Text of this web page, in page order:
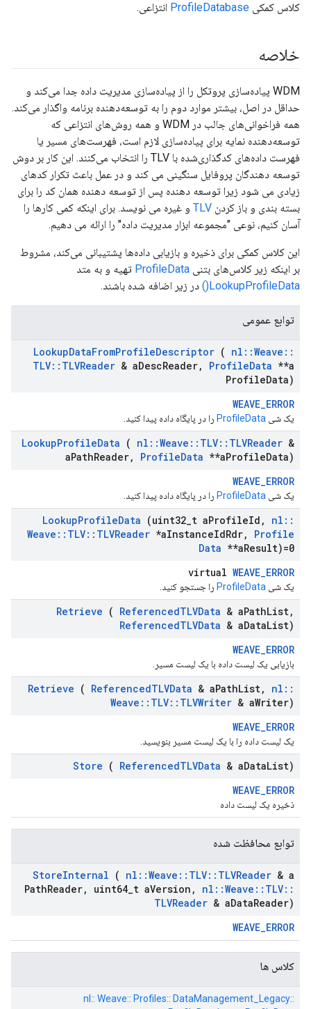
کلاس کمکی ProfileDatabase انتزاعی.
خلاصه
WDM پیاده‌سازی پروتکل را از پیاده‌سازی مدیریت داده جدا می‌کند و
حداقل در اصل، بیشتر موارد دوم را به توسعه‌دهنده برنامه واگذار می‌کند.
همه فراخوانی‌های جالب در WDM و همه روش‌های انتزاعی که
توسعه‌دهنده نمایه برای پیاده‌سازی لازم است، فهرست‌های مسیر یا
فهرست داده‌های کدگذاری‌شده با TLV را انتخاب می‌کنند. این کار بر دوش
توسعه دهندگان پروفایل سنگینی می کند و در عمل باعث تکرار کدهای
زیادی می شود زیرا توسعه دهنده پس از توسعه دهنده همان کد را برای
بسته بندی و باز کردن TLV و غیره می نویسد. برای اینکه کمی کارها را
آسان کنیم، نوعی "مجموعه ابزار مدیریت داده" را ارائه می دهیم.
این کلاس کمکی برای ذخیره و بازیابی داده‌ها پشتیبانی می‌کند، مشروط
بر اینکه زیر کلاس‌های بتنی ProfileData تهیه و به متد
LookupProfileData()
در زیر اضافه شده باشند.
توابع عمومی
LookupDataFromProfileDescriptor ( nl ::Weave ::
TLV:: TLVReader & aDescReader, ProfileData **a
ProfileData)
WEAVE_ERROR
یک شی ProfileData را در پایگاه داده پیدا کنید.
LookupProfileData ( nl ::Weave :: TLV:: TLVReader &
aPathReader, ProfileData **aProfileData)
WEAVE_ERROR
یک شی ProfileData را در پایگاه داده پیدا کنید.
LookupProfileData (uint32 t aProfileId , nl ::
Weave :: TLV:: TLVReader *aInstanceIdRdr,
Profile
Data **aResult)=0
virtual WEAVE_ERROR
یک شی ProfileData را جستجو کنید.
Retrieve ( ReferencedTLVData & aPathList,
ReferencedTLVData & aDataList)
WEAVE_ERROR
بازیابی یک لیست داده با یک لیست مسیر.
Retrieve ( ReferencedTLVData & aPathList, nl ::
Weave :: TLV:: TLVWriter & aWriter)
WEAVE_ERROR
یک لیست داده را با یک لیست مسیر بنویسید.
Store ( ReferencedTLVData & aDataList)
WEAVE_ERROR
ذخیره یک لیست داده
توابع محافظت شده
StoreInternal ( nl ::Weave :: TLV:: TLVReader & a
PathReader, uint64 t aVersion , nl ::Weave :: TLV::
TLVReader & aDataReader)
WEAVE_ERROR
کلاس ها
nl:: Weave:: Profiles:: DataManagement_Legacy::